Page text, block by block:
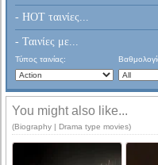
- HOT ταινίες...
- Ταινίες με...
Τύπος ταινίας:
You might also like...
(Biography | Drama type movies)